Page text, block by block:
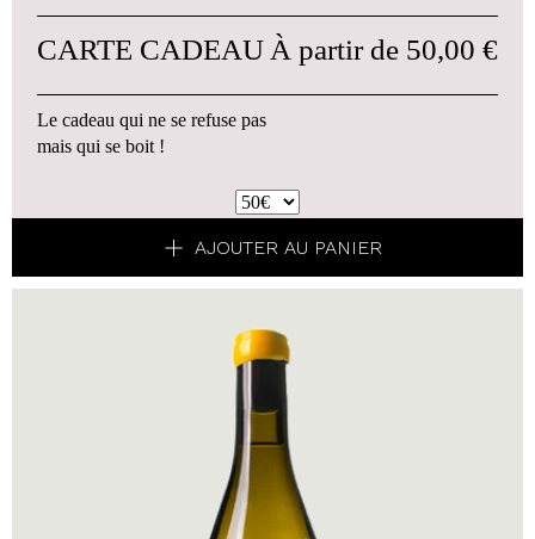
CARTE CADEAU À partir de 50,00 €
Le cadeau qui ne se refuse pas
mais qui se boit !
AJOUTER AU PANIER